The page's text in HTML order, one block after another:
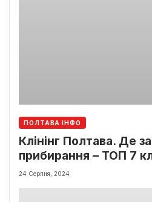
ПОЛТАВА ІНФО
Клінінг Полтава. Де
прибирання – ТОП 7
24 Серпня, 2024